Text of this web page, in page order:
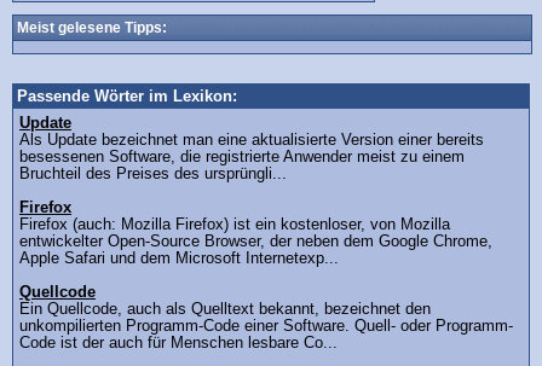
Meist gelesene Tipps:
Passende Wörter im Lexikon:
Update
Als Update bezeichnet man eine aktualisierte Version einer bereits
besessenen Software, die registrierte Anwender meist zu einem
Bruchteil des Preises des ursprüngli...
Firefox
Firefox (auch: Mozilla Firefox) ist ein kostenloser, von Mozilla
entwickelter Open-Source Browser, der neben dem Google Chrome,
Apple Safari und dem Microsoft Internetexp...
Quellcode
Ein Quellcode, auch als Quelltext bekannt, bezeichnet den
unkompilierten Programm-Code einer Software. Quell- oder Programm-
Code ist der auch für Menschen lesbare Co...